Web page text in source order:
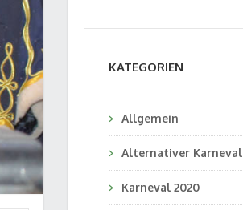
KATEGORIEN
Allgemein
Alternativer Karneval
Karneval 2020